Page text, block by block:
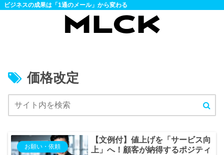
ビジネスの成果は「1通のメール」から変わる
価格改定
お願い・依頼
【文例付】値上げを「サービス向
上」へ！顧客が納得するポジティ